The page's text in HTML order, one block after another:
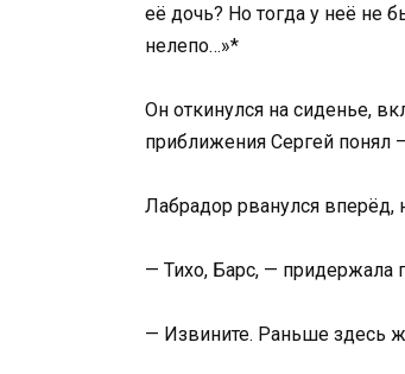
её дочь? Но тогда у неё не
нелепо…»*
Он откинулся на сиденье,
приближения Сергей понял
Лабрадор рванулся вперёд,
— Тихо, Барс, — придержала
— Извините. Раньше здесь